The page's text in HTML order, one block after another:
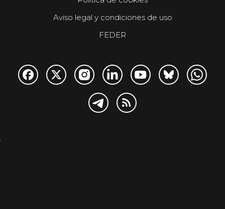
Aviso legal y condiciones de uso
FEDER